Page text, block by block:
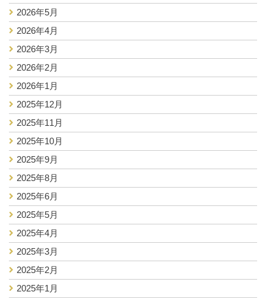
2026年5月
2026年4月
2026年3月
2026年2月
2026年1月
2025年12月
2025年11月
2025年10月
2025年9月
2025年8月
2025年6月
2025年5月
2025年4月
2025年3月
2025年2月
2025年1月